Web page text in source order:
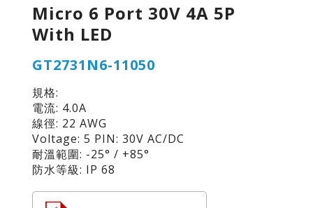
Micro 6 Port 30V 4A 5P
With LED
GT2731N6-11050
規格:
電流: 4.0A
線徑: 22 AWG
Voltage: 5 PIN: 30V AC/DC
耐溫範圍: -25° / +85°
防水等級: IP 68